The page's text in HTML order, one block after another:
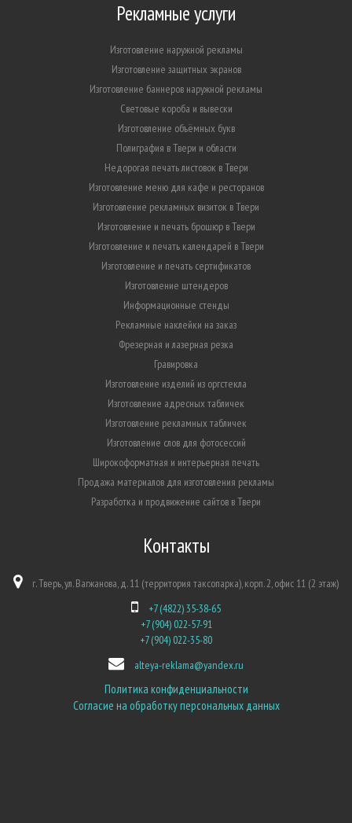
Рекламные услуги
Изготовление наружной рекламы
Изготовление защитных экранов
Изготовление баннеров наружной рекламы
Световые короба и вывески
Изготовление объёмных букв
Полиграфия в Твери и области
Недорогая печать листовок в Твери
Изготовление меню для кафе и ресторанов
Изготовление рекламных визиток в Твери
Изготовление и печать брошюр в Твери
Изготовление и печать календарей в Твери
Изготовление и печать сертификатов
Изготовление штендеров
Информационные стенды
Рекламные наклейки на заказ
Фрезерная и лазерная резка
Гравировка
Изготовление изделий из оргстекла
Изготовление адресных табличек
Изготовление рекламных табличек
Изготовление слов для фотосессий
Широкоформатная и интерьерная печать
Продажа материалов для изготовления рекламы
Разработка и продвижение сайтов в Твери
Контакты
г. Тверь, ул. Вагжанова, д. 11 (территория таксопарка), корп. 2, офис 11 (2 этаж)
+7 (4822) 35-38-65
+7 (904) 022-57-91
+7 (904) 022-35-80
alteya-reklama@yandex.ru
Политика конфиденциальности
Согласие на обработку персональных данных